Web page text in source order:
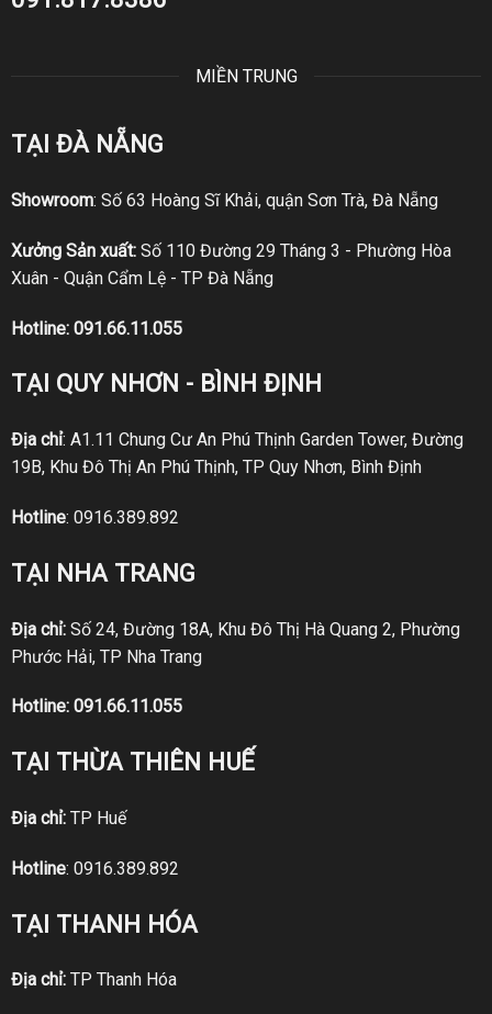
MIỀN TRUNG
TẠI ĐÀ NẴNG
Showroom: Số 63 Hoàng Sĩ Khải, quận Sơn Trà, Đà Nẵng
Xưởng Sản xuất:Số 110 Đường 29 Tháng 3 - Phường Hòa
Xuân - Quận Cẩm Lệ - TP Đà Nẵng
Hotline: 091.66.11.055
TẠI QUY NHƠN - BÌNH ĐỊNH
Địa chỉ: A1.11 Chung Cư An Phú Thịnh Garden Tower, Đường
19B, Khu Đô Thị An Phú Thịnh, TP Quy Nhơn, Bình Định
Hotline: 0916.389.892
TẠI NHA TRANG
Địa chỉ:Số 24, Đường 18A, Khu Đô Thị Hà Quang 2, Phường
Phước Hải, TP Nha Trang
Hotline: 091.66.11.055
TẠI THỪA THIÊN HUẾ
Địa chỉ:TP Huế
Hotline: 0916.389.892
TẠI THANH HÓA
Địa chỉ:TP Thanh Hóa